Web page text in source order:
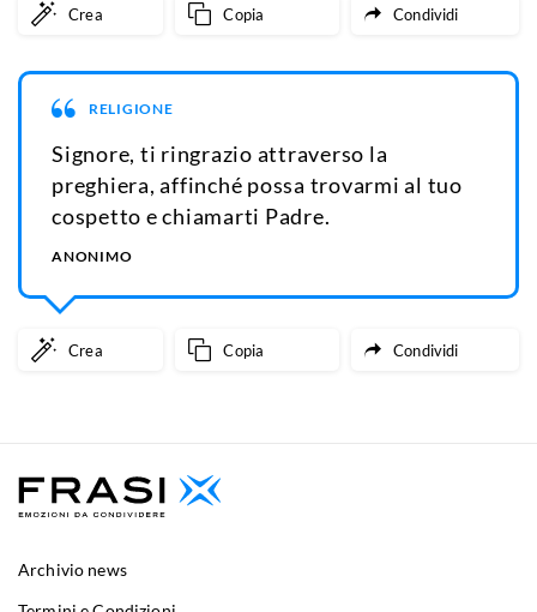
Crea Copia Condividi
RELIGIONE
Signore, ti ringrazio attraverso la
preghiera, affinché possa trovarmi al tuo
cospetto e chiamarti Padre.
ANONIMO
Crea Copia Condividi
Archivio news